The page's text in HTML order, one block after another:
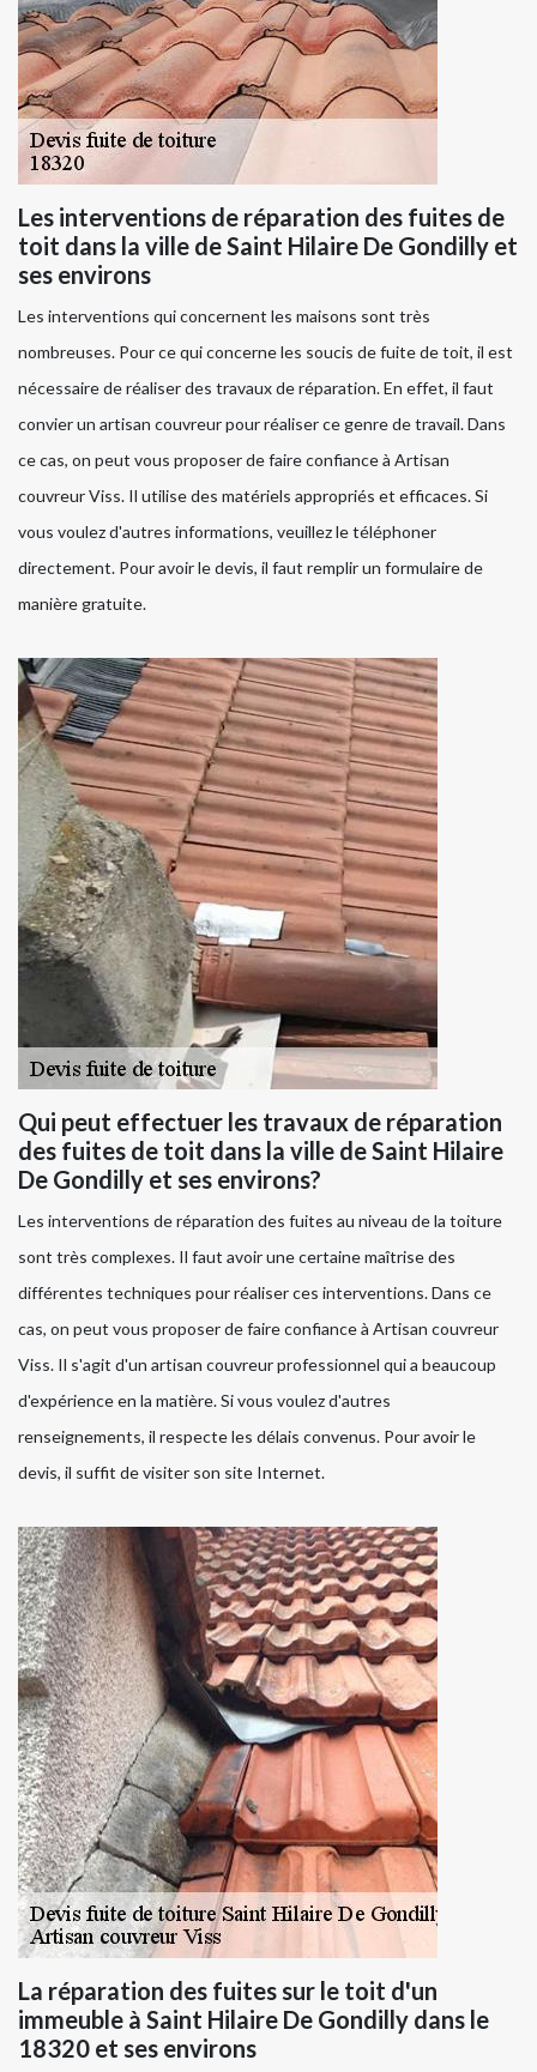
Les interventions de réparation des fuites de
toit dans la ville de Saint Hilaire De Gondilly et
ses environs
Les interventions qui concernent les maisons sont très
nombreuses. Pour ce qui concerne les soucis de fuite de toit, il est
nécessaire de réaliser des travaux de réparation. En effet, il faut
convier un artisan couvreur pour réaliser ce genre de travail. Dans
ce cas, on peut vous proposer de faire confiance à Artisan
couvreur Viss. Il utilise des matériels appropriés et efficaces. Si
vous voulez d'autres informations, veuillez le téléphoner
directement. Pour avoir le devis, il faut remplir un formulaire de
manière gratuite.
Qui peut effectuer les travaux de réparation
des fuites de toit dans la ville de Saint Hilaire
De Gondilly et ses environs?
Les interventions de réparation des fuites au niveau de la toiture
sont très complexes. Il faut avoir une certaine maîtrise des
différentes techniques pour réaliser ces interventions. Dans ce
cas, on peut vous proposer de faire confiance à Artisan couvreur
Viss. Il s'agit d'un artisan couvreur professionnel qui a beaucoup
d'expérience en la matière. Si vous voulez d'autres
renseignements, il respecte les délais convenus. Pour avoir le
devis, il suffit de visiter son site Internet.
La réparation des fuites sur le toit d'un
immeuble à Saint Hilaire De Gondilly dans le
18320 et ses environs